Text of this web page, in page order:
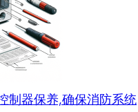
制器保养,确保消防系统